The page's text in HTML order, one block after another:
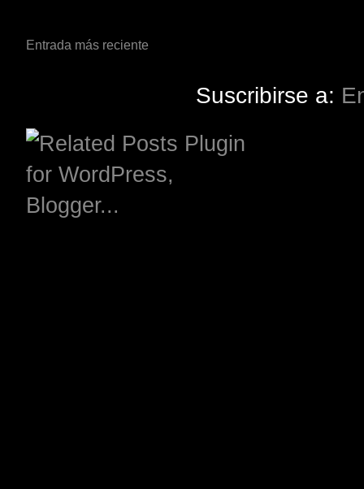
Entrada más reciente
Suscribirse a: